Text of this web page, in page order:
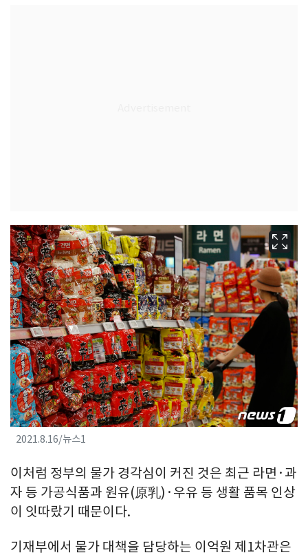
2021.8.16/뉴스1
이처럼 정부의 물가 경각심이 커진 것은 최근 라면·과
자 등 가공식품과 원유(原乳)·우유 등 생활 품목 인상
이 잇따랐기 때문이다.
기재부에서 물가 대책을 담당하는 이억원 제1차관은